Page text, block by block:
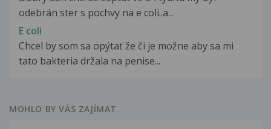
odebrán ster s pochvy na e coli..a...
E coli
Chcel by som sa opýtať že či je možne aby sa mi
tato bakteria držala na penise...
MOHLO BY VÁS ZAJÍMAT